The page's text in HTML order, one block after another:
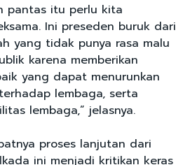
pantas itu perlu kita
Ini preseden buruk dari
yang tidak punya rasa malu
karena memberikan
yang dapat menurunkan
lembaga, serta
lembaga,” jelasnya.
proses lanjutan dari
ini menjadi kritikan keras